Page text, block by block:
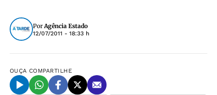
PorAgência Estado
12/07/2011 - 18:33 h
OUÇA COMPARTILHE